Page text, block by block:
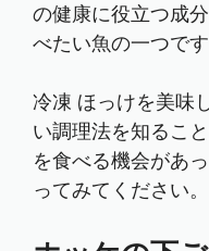
の健康に役立つ成
べたい魚の一つです
冷凍 ほっけを美味
い調理法を知るこ
を食べる機会があ
ってみてください。